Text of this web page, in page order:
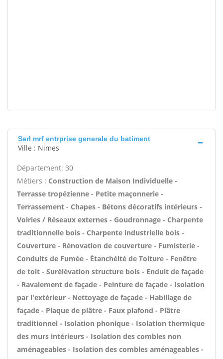
Sarl mrf entrprise generale du batiment
Ville : Nimes
Département: 30
Métiers : Construction de Maison Individuelle -
Terrasse tropézienne - Petite maçonnerie -
Terrassement - Chapes - Bétons décoratifs intérieurs -
Voiries / Réseaux externes - Goudronnage - Charpente
traditionnelle bois - Charpente industrielle bois -
Couverture - Rénovation de couverture - Fumisterie -
Conduits de Fumée - Étanchéité de Toiture - Fenêtre
de toit - Surélévation structure bois - Enduit de façade
- Ravalement de façade - Peinture de façade - Isolation
par l'extérieur - Nettoyage de façade - Habillage de
façade - Plaque de plâtre - Faux plafond - Plâtre
traditionnel - Isolation phonique - Isolation thermique
des murs intérieurs - Isolation des combles non
aménageables - Isolation des combles aménageables -